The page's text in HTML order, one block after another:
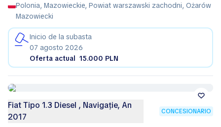
Polonia, Mazowieckie, Powiat warszawski zachodni, Ożarów
Mazowiecki
Inicio de la subasta
07 agosto 2026
Oferta actual 15.000 PLN
Fiat Tipo 1.3 Diesel , Navigație, An
2017
CONCESIONARIO